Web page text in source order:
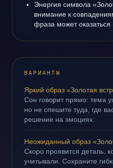
Энергия символа
внимание к
фраза может оказаться
ВАРИАНТЫ
Яркий образ «Золотая
Сон говорит прямо: тема
но не спешите туда, где
решение на эмоциях.
Неожиданный образ
Скоро проявится деталь,
учитывали. Сохраните